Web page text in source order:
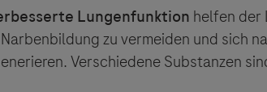
Lungenfunktion helfen der
zu vermeiden und sich
Verschiedene Substanzen